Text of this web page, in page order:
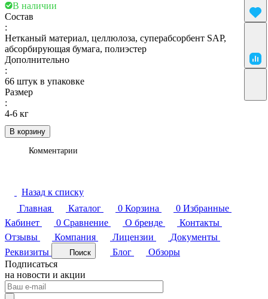
В наличии
В корзину
Состав
:
Нетканый материал, целлюлоза, суперабсорбент SAP,
абсорбирующая бумага, полиэстер
Дополнительно
:
66 штук в упаковке
Размер
:
4-6 кг
Комментарии
Назад к списку
Главная
Каталог 0 Корзина 0 Избранные
Кабинет
0 Сравнение О бренде
Контакты
Отзывы
Компания Лицензии
Документы
Реквизиты
Поиск Блог
Обзоры
Подписаться
на новости и акции